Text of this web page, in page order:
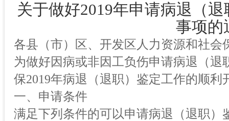
关于做好2019年申请病退（
事项的
各县（市）区、开发区人力资源和社会
为做好因病或非因工负伤申请病退（
保2019年病退（退职）鉴定工作的顺
一、申请条件
满足下列条件的可以申请病退（退职）